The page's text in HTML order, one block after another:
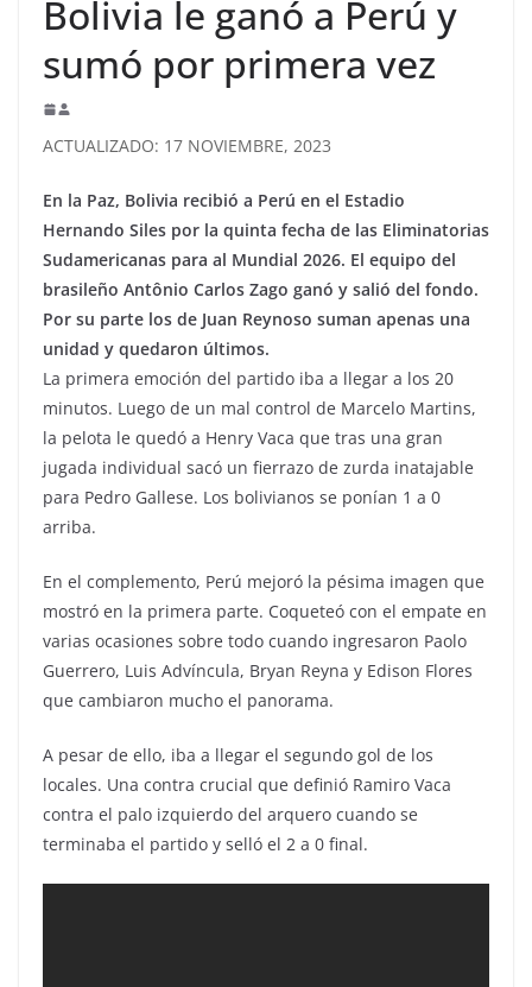
Bolivia le ganó a Perú y
sumó por primera vez
ACTUALIZADO: 17 NOVIEMBRE, 2023
En la Paz, Bolivia recibió a Perú en el Estadio
Hernando Siles por la quinta fecha de las Eliminatorias
Sudamericanas para al Mundial 2026. El equipo del
brasileño Antônio Carlos Zago ganó y salió del fondo.
Por su parte los de Juan Reynoso suman apenas una
unidad y quedaron últimos.
La primera emoción del partido iba a llegar a los 20
minutos. Luego de un mal control de Marcelo Martins,
la pelota le quedó a Henry Vaca que tras una gran
jugada individual sacó un fierrazo de zurda inatajable
para Pedro Gallese. Los bolivianos se ponían 1 a 0
arriba.
En el complemento, Perú mejoró la pésima imagen que
mostró en la primera parte. Coqueteó con el empate en
varias ocasiones sobre todo cuando ingresaron Paolo
Guerrero, Luis Advíncula, Bryan Reyna y Edison Flores
que cambiaron mucho el panorama.
A pesar de ello, iba a llegar el segundo gol de los
locales. Una contra crucial que definió Ramiro Vaca
contra el palo izquierdo del arquero cuando se
terminaba el partido y selló el 2 a 0 final.